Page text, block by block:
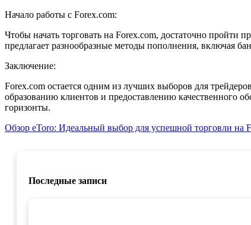
Начало работы с Forex.com:
Чтобы начать торговать на Forex.com, достаточно пройти
предлагает разнообразные методы пополнения, включая
Заключение:
Forex.com остается одним из лучших выборов для
образованию клиентов и предоставлению качественного
горизонты.
Навигация
Обзор eToro: Идеальный выбор для успешной торговли на
Последные записи